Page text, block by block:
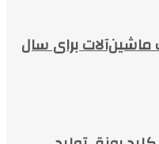
برای سال